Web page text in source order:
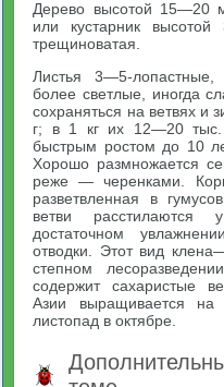
Дерево высотой 15—20
или кустарник
трещиноватая.
Листья 3—5-лопастные,
более светлые, иногда
сохраняться на ветвях
г; в 1 кг их 12—20 тыс.
быстрым ростом до 10
Хорошо размножается
реже — черенками.
разветвленная в
ветви
достаточном
отводки. Этот вид
степном
содержит сахаристые
Азии выращивается на
листопад в октябре.